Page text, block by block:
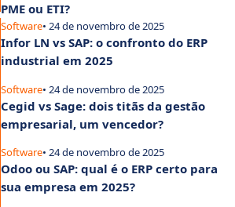
PME ou ETI?
Software• 24 de novembro de 2025
Infor LN vs SAP: o confronto do ERP
industrial em 2025
Software• 24 de novembro de 2025
Cegid vs Sage: dois titãs da gestão
empresarial, um vencedor?
Software• 24 de novembro de 2025
Odoo ou SAP: qual é o ERP certo para
sua empresa em 2025?